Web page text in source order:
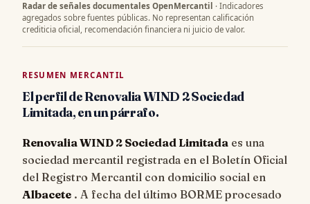
Radar de señales documentales OpenMercantil · Indicadores
agregados sobre fuentes públicas. No representan calificación
crediticia oficial, recomendación financiera ni juicio de valor.
RESUMEN MERCANTIL
El perfil de Renovalia WIND 2 Sociedad
Limitada, en un párrafo.
Renovalia WIND 2 Sociedad Limitada es una
sociedad mercantil registrada en el Boletín Oficial
del Registro Mercantil con domicilio social en
Albacete . A fecha del último BORME procesado